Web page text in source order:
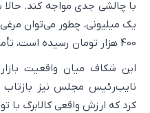
با چالشی جدی مواجه کند. حالا
یک میلیونی، چطور می‌توان
400 هزار تومان رسیده است، تأمین کرد؟
این شکاف میان واقعیت
نایب‌رئیس مجلس نیز بازتاب